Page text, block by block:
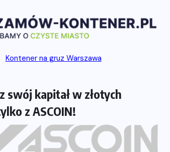
Kontener na gruz Warszawa
swój kapitał w złotych
z ASCOIN!